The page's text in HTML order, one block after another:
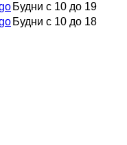
Будни с 10 до 19
Будни с 10 до 18